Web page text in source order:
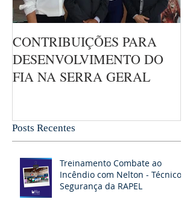
CONTRIBUIÇÕES PARA
DESENVOLVIMENTO DO
FIA NA SERRA GERAL
Posts Recentes
Treinamento Combate ao
Incêndio com Nelton - Técnico
Segurança da RAPEL